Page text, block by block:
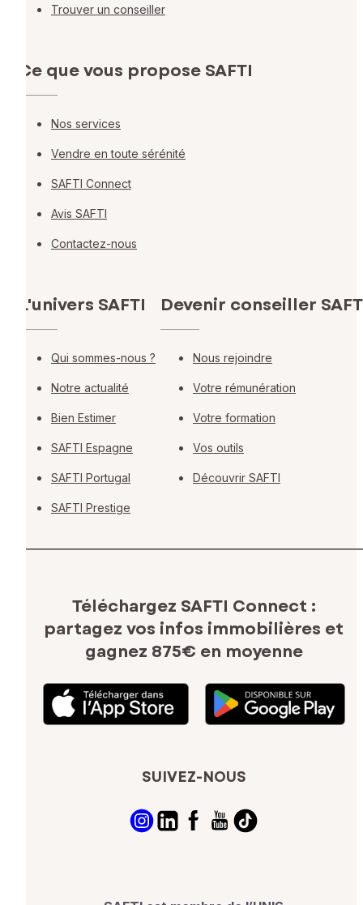
Trouver un conseiller
Ce que vous propose SAFTI
Nos services
Vendre en toute sérénité
SAFTI Connect
Avis SAFTI
Contactez-nous
L'univers SAFTI
Qui sommes-nous ?
Notre actualité
Bien Estimer
SAFTI Espagne
SAFTI Portugal
SAFTI Prestige
Devenir conseiller
Nous rejoindre
Votre rémunération
Votre formation
Vos outils
Découvrir SAFTI
Téléchargez SAFTI Connect :
partagez vos infos immobilières et
gagnez 875€ en moyenne
SUIVEZ-NOUS